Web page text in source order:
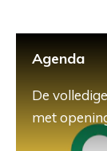
Agenda
De
met